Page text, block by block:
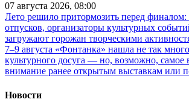
07 августа 2026, 08:00
Лето решило притормозить перед финалом:
отпусков, организаторы культурных
загружают горожан творческими
7–9 августа «Фонтанка» нашла не так
культурного досуга — но, возможно, самое
внимание ранее открытым выставкам или
Новости